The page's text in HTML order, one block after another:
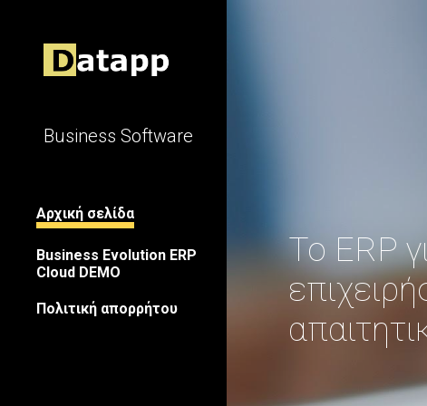
Business Software
Αρχική σελίδα
Business Evolution ERP
Cloud DEMO
Πολιτική απορρήτου
Το ERP